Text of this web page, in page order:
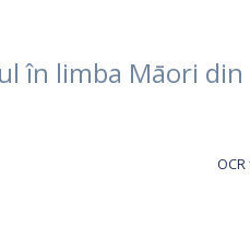
în limba Māori